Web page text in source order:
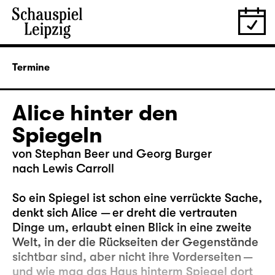
Termine
Alice hinter den
Spiegeln
von Stephan Beer und Georg Burger
nach Lewis Carroll
So ein Spiegel ist schon eine verrückte Sache,
denkt sich Alice — er dreht die vertrauten
Dinge um, erlaubt einen Blick in eine zweite
Welt, in der die Rückseiten der Gegenstände
sichtbar sind, aber nicht ihre Vorderseiten —
und wie mag das Haus hinterm Spiegel dort